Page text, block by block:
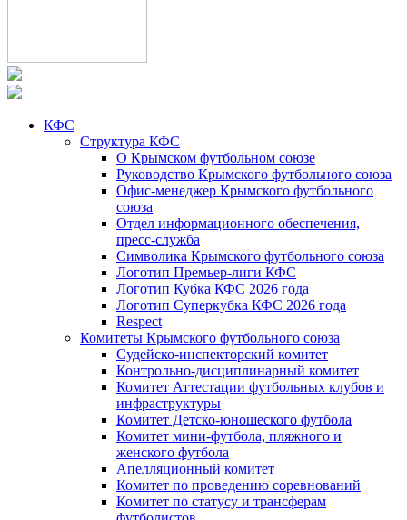
КФС
Структура КФС
О Крымском футбольном союзе
Руководство Крымского футбольного союза
Офис-менеджер Крымского футбольного
союза
Отдел информационного обеспечения,
пресс-служба
Символика Крымского футбольного союза
Логотип Премьер-лиги КФС
Логотип Кубка КФС 2026 года
Логотип Суперкубка КФС 2026 года
Respect
Комитеты Крымского футбольного союза
Судейско-инспекторский комитет
Контрольно-дисциплинарный комитет
Комитет Аттестации футбольных клубов и
инфраструктуры
Комитет Детско-юношеского футбола
Комитет мини-футбола, пляжного и
женского футбола
Апелляционный комитет
Комитет по проведению соревнований
Комитет по статусу и трансферам